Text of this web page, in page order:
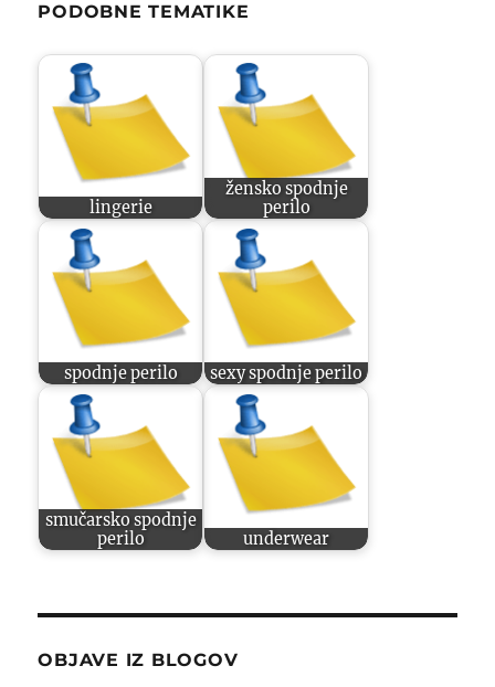
PODOBNE TEMATIKE
lingerie
žensko spodnje
perilo
spodnje perilo sexy spodnje perilo
smučarsko spodnje
perilo
underwear
OBJAVE IZ BLOGOV